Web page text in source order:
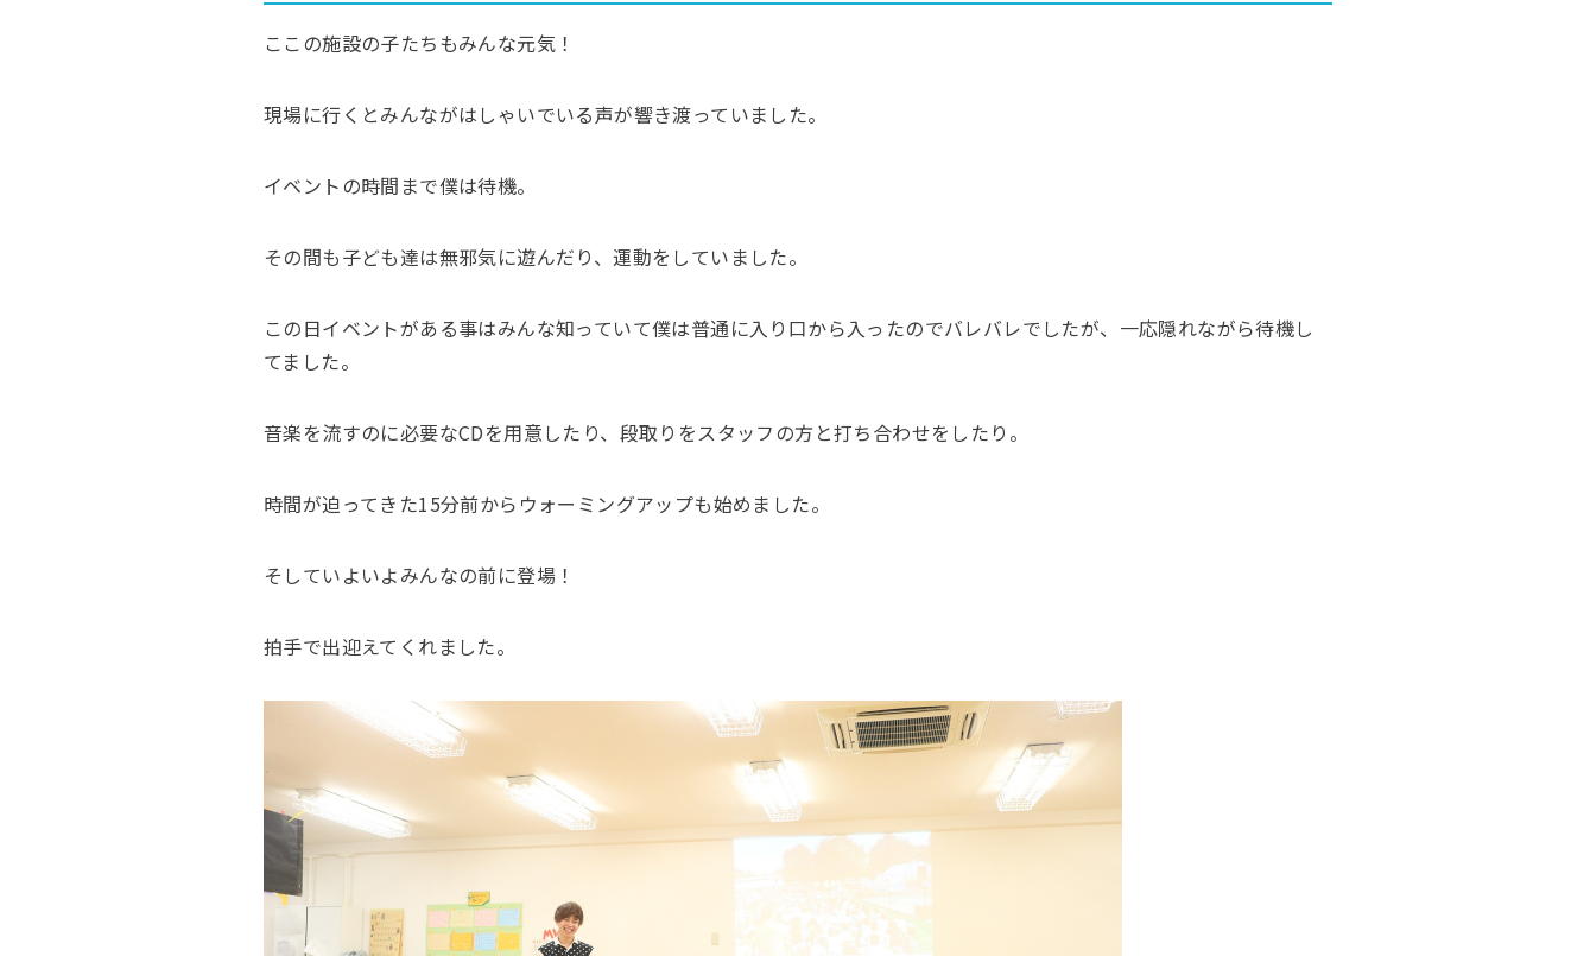
ここの施設の子たちもみんな元気！
現場に行くとみんながはしゃいでいる声が響き渡っていました。
イベントの時間まで僕は待機。
その間も子ども達は無邪気に遊んだり、運動をしていました。
この日イベントがある事はみんな知っていて僕は普通に入り口から入ったのでバレバレでしたが、一応隠れながら待機し
てました。
音楽を流すのに必要なCDを用意したり、段取りをスタッフの方と打ち合わせをしたり。
時間が迫ってきた15分前からウォーミングアップも始めました。
そしていよいよみんなの前に登場！
拍手で出迎えてくれました。